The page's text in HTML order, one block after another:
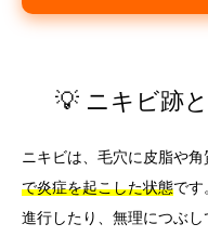
💡 ニキビ跡
ニキビは、毛穴に皮脂や角
で炎症を起こした状態です
進行したり、無理につぶ